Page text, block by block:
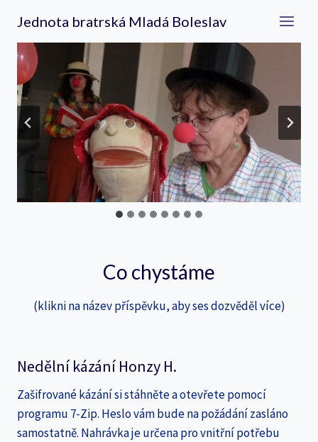
obsah
Jednota bratrská Mladá Boleslav
Co chystáme
(klikni na název příspěvku, aby ses dozvěděl více)
Nedělní kázání Honzy H.
Zašifrované kázání si stáhněte a otevřete pomocí
programu 7-Zip. Heslo vám bude na požádání zasláno
samostatně. Nahrávka je určena pro vnitřní potřebu